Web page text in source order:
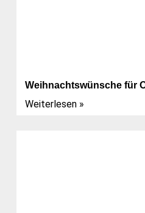
Weihnachtswünsche für
Weiterlesen »